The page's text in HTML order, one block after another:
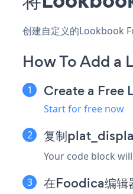
创建自定义的Lookbook
How To Add a
Create a Free
Start for free now
复制
Your code block
在Foodica编辑